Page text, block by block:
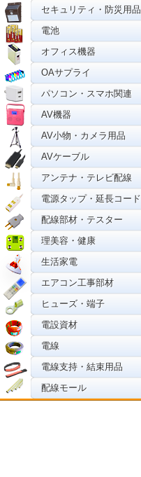
セキュリティ・防災用品
電池
オフィス機器
OAサプライ
パソコン・スマホ関連
AV機器
AV小物・カメラ用品
AVケーブル
アンテナ・テレビ配線
電源タップ・延長コード
配線部材・テスター
理美容・健康
生活家電
エアコン工事部材
ヒューズ・端子
電設資材
電線
電線支持・結束用品
配線モール